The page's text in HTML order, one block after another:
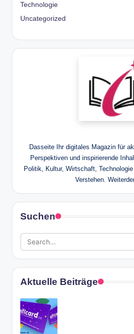
Technologie
Uncategorized
Dasseite Ihr digitales Magazin für
Perspektiven und inspirierende
Politik, Kultur, Wirtschaft,
Verstehen.
Suchen
Aktuelle Beiträge